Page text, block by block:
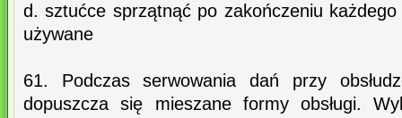
d. sztućce sprzątnąć po zakończeniu każdego
używane
61. Podczas serwowania dań przy
dopuszcza się mieszane formy obsługi.